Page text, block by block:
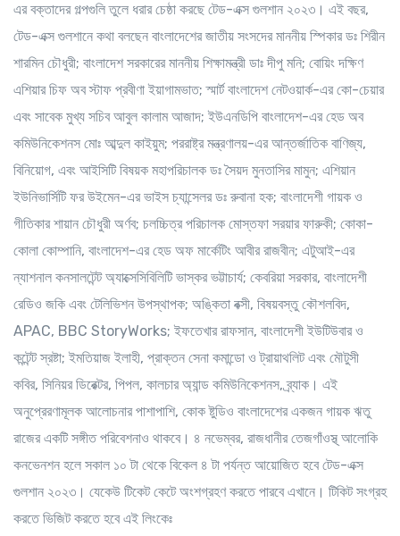
এর বক্তাদের গল্পগুলি তুলে ধরার চেষ্ঠা করছে টেড-এক্স গুলশান ২০২৩। এই বছর,
টেড-এক্স গুলশানে কথা বলছেন বাংলাদেশের জাতীয় সংসদের মাননীয় স্পিকার ডঃ শিরীন
শারমিন চৌধুরী; বাংলাদেশ সরকারের মাননীয় শিক্ষামন্ত্রী ডাঃ দীপু মনি; বোয়িং দক্ষিণ
এশিয়ার চিফ অব স্টাফ প্রবীণা ইয়াগামভাত; স্মার্ট বাংলাদেশ নেটওয়ার্ক-এর কো-চেয়ার
এবং সাবেক মুখ্য সচিব আবুল কালাম আজাদ; ইউএনডিপি বাংলাদেশ-এর হেড অব
কমিউনিকেশনস মোঃ আব্দুল কাইয়ুম; পররাষ্ট্র মন্ত্রণালয়-এর আন্তর্জাতিক বাণিজ্য,
বিনিয়োগ, এবং আইসিটি বিষয়ক মহাপরিচালক ডঃ সৈয়দ মুনতাসির মামুন; এশিয়ান
ইউনিভার্সিটি ফর উইমেন-এর ভাইস চ্যান্সেলর ডঃ রুবানা হক; বাংলাদেশী গায়ক ও
গীতিকার শায়ান চৌধুরী অর্ণব; চলচ্চিত্র পরিচালক মোস্তফা সরয়ার ফারুকী; কোকা-
কোলা কোম্পানি, বাংলাদেশ-এর হেড অফ মার্কেটিং আবীর রাজবীন; এটুআই-এর
ন্যাশনাল কনসালটেন্ট অ্যাক্সেসিবিলিটি ভাস্কর ভট্টাচার্য; কেবরিয়া সরকার, বাংলাদেশী
রেডিও জকি এবং টেলিভিশন উপস্থাপক; অঙ্কিতা বক্সী, বিষয়বস্তু কৌশলবিদ,
APAC, BBC StoryWorks; ইফতেখার রাফসান, বাংলাদেশী ইউটিউবার ও
কন্টেন্ট স্রষ্টা; ইমতিয়াজ ইলাহী, প্রাক্তন সেনা কমান্ডো ও ট্রায়াথলিট এবং মৌটুসী
কবির, সিনিয়র ডিরেক্টর, পিপল, কালচার অ্যান্ড কমিউনিকেশনস, ব্র্যাক। এই
অনুপ্রেরণামূলক আলোচনার পাশাপাশি, কোক ষ্টুডিও বাংলাদেশের একজন গায়ক ঋতু
রাজের একটি সঙ্গীত পরিবেশনাও থাকবে। ৪ নভেম্বর, রাজধানীর তেজগাঁওস্থ্ আলোকি
কনভেনশন হলে সকাল ১০ টা থেকে বিকেল ৪ টা পর্যন্ত আয়োজিত হবে টেড-এক্স
গুলশান ২০২৩। যেকেউ টিকেট কেটে অংশগ্রহণ করতে পারবে এখানে। টিকিট সংগ্রহ
করতে ভিজিট করতে হবে এই লিংকেঃ